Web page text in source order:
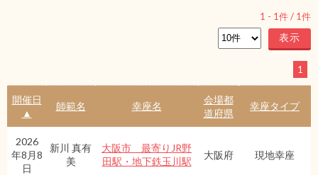
1 - 1件 / 1件
1
開催日
▲
師範名 幸座名
会場都
道府県
幸座タイプ
2026
年8月8
日
新川 真有
美
大阪市 最寄りJR野
田駅・地下鉄玉川駅
大阪府 現地幸座